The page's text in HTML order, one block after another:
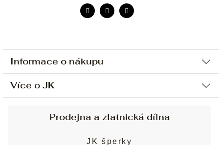
Informace o nákupu
Ochrana osobních údajů
Sjednání osobní schůzky
Obchodní podmínky
Více o JK
Prodejna a zlatnická dílna
JK šperky